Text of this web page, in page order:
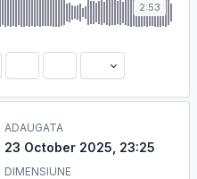
2:53
ADAUGATA
23 October 2025, 23:25
DIMENSIUNE